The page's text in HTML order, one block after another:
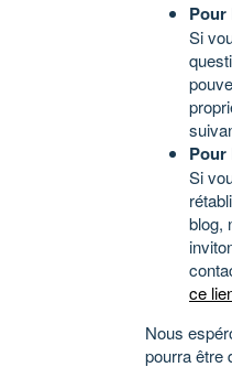
Pour
Si
Pour
Si
blog,
ce
Nous
pourra être